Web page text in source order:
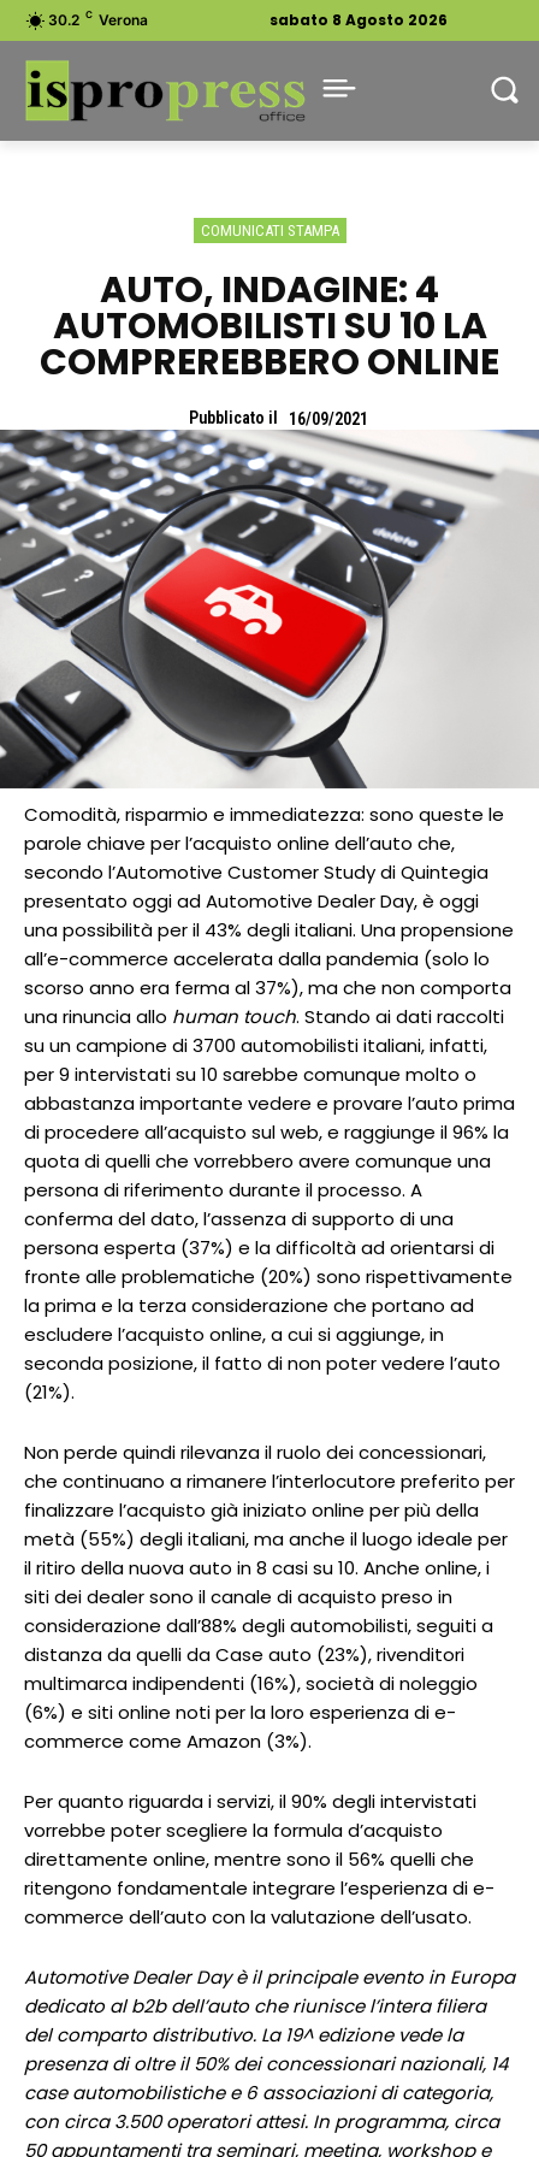
30.2 C Verona sabato 8 Agosto 2026
COMUNICATI STAMPA
AUTO, INDAGINE: 4
AUTOMOBILISTI SU 10 LA
COMPREREBBERO ONLINE
Pubblicato il 16/09/2021
Comodità, risparmio e immediatezza: sono queste le
parole chiave per l’acquisto online dell’auto che,
secondo l’Automotive Customer Study di Quintegia
presentato oggi ad Automotive Dealer Day, è oggi
una possibilità per il 43% degli italiani. Una propensione
all’e-commerce accelerata dalla pandemia (solo lo
scorso anno era ferma al 37%), ma che non comporta
una rinuncia allo human touch. Stando ai dati raccolti
su un campione di 3700 automobilisti italiani, infatti,
per 9 intervistati su 10 sarebbe comunque molto o
abbastanza importante vedere e provare l’auto prima
di procedere all’acquisto sul web, e raggiunge il 96% la
quota di quelli che vorrebbero avere comunque una
persona di riferimento durante il processo. A
conferma del dato, l’assenza di supporto di una
persona esperta (37%) e la difficoltà ad orientarsi di
fronte alle problematiche (20%) sono rispettivamente
la prima e la terza considerazione che portano ad
escludere l’acquisto online, a cui si aggiunge, in
seconda posizione, il fatto di non poter vedere l’auto
(21%).
Non perde quindi rilevanza il ruolo dei concessionari,
che continuano a rimanere l’interlocutore preferito per
finalizzare l’acquisto già iniziato online per più della
metà (55%) degli italiani, ma anche il luogo ideale per
il ritiro della nuova auto in 8 casi su 10. Anche online, i
siti dei dealer sono il canale di acquisto preso in
considerazione dall’88% degli automobilisti, seguiti a
distanza da quelli da Case auto (23%), rivenditori
multimarca indipendenti (16%), società di noleggio
(6%) e siti online noti per la loro esperienza di e-
commerce come Amazon (3%).
Per quanto riguarda i servizi, il 90% degli intervistati
vorrebbe poter scegliere la formula d’acquisto
direttamente online, mentre sono il 56% quelli che
ritengono fondamentale integrare l’esperienza di e-
commerce dell’auto con la valutazione dell’usato.
Automotive Dealer Day è il principale evento in Europa
dedicato al b2b dell’auto che riunisce l’intera filiera
del comparto distributivo. La 19^ edizione vede la
presenza di oltre il 50% dei concessionari nazionali, 14
case automobilistiche e 6 associazioni di categoria,
con circa 3.500 operatori attesi. In programma, circa
50 appuntamenti tra seminari, meeting, workshop e